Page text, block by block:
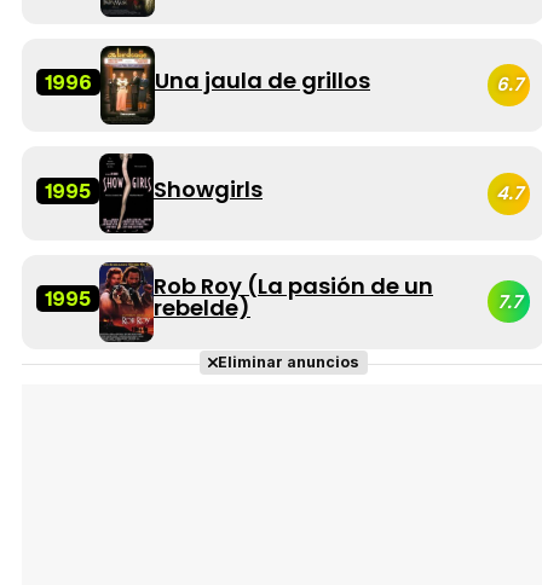
1996 Una jaula de grillos 6.7
1995 Showgirls 4.7
1995 Rob Roy (La pasión de un
rebelde) 7.7
Eliminar anuncios